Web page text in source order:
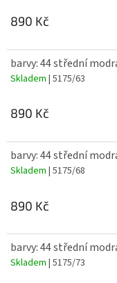
890 Kč
barvy: 44 střední
Skladem | 5175/63
890 Kč
barvy: 44 střední
Skladem | 5175/68
890 Kč
barvy: 44 střední
Skladem | 5175/73